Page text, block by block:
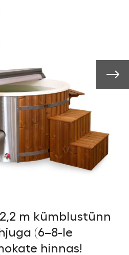
m kümblustünn
(6–8-le
hinnas!